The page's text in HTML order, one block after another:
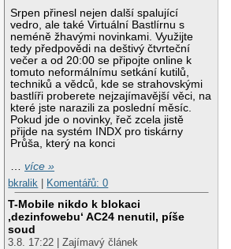
Srpen přinesl nejen další spalující
vedro, ale také Virtuální Bastlírnu s
neméně žhavými novinkami. Využijte
tedy předpovědi na deštivý čtvrteční
večer a od 20:00 se připojte online k
tomuto neformálnímu setkání kutilů,
techniků a vědců, kde se strahovskými
bastlíři proberete nejzajímavější věci, na
které jste narazili za poslední měsíc.
Pokud jde o novinky, řeč zcela jistě
přijde na systém INDX pro tiskárny
Průša, který na konci
…více »
bkralik
Komentářů: 0
T-Mobile nikdo k blokaci
‚dezinfowebu‘ AC24 nenutil, píše
soud
3.8. 17:22 | Zajímavý článek